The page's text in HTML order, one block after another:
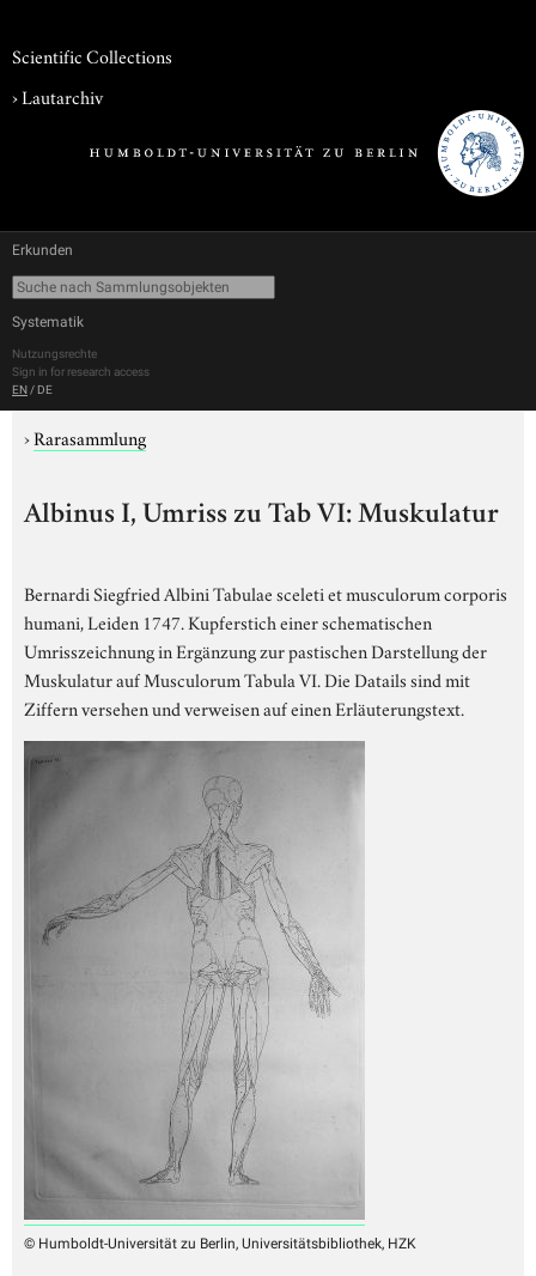
Scientific Collections
›Lautarchiv
Erkunden
Systematik
Nutzungsrechte
Sign in for research access
EN / DE
›Rarasammlung
Albinus I, Umriss zu Tab VI: Muskulatur
Bernardi Siegfried Albini Tabulae sceleti et musculorum corporis
humani, Leiden 1747. Kupferstich einer schematischen
Umrisszeichnung in Ergänzung zur pastischen Darstellung der
Muskulatur auf Musculorum Tabula VI. Die Datails sind mit
Ziffern versehen und verweisen auf einen Erläuterungstext.
© Humboldt-Universität zu Berlin, Universitätsbibliothek, HZK